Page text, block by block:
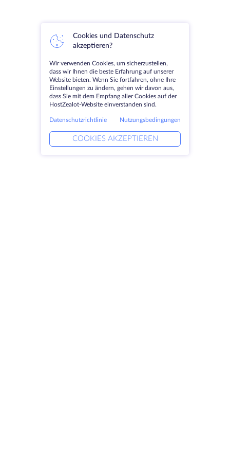
Cookies und Datenschutz
akzeptieren?
Wir verwenden Cookies, um sicherzustellen,
dass wir Ihnen die beste Erfahrung auf unserer
Website bieten. Wenn Sie fortfahren, ohne Ihre
Einstellungen zu ändern, gehen wir davon aus,
dass Sie mit dem Empfang aller Cookies auf der
HostZealot-Website einverstanden sind.
Datenschutzrichtlinie Nutzungsbedingungen
COOKIES AKZEPTIEREN